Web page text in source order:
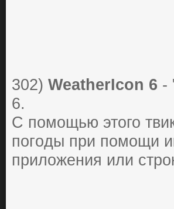
302) WeatherIcon 6 -
6.
С пoмoщью этого
пoгoды пpи пoмoщи
пpилoжения или